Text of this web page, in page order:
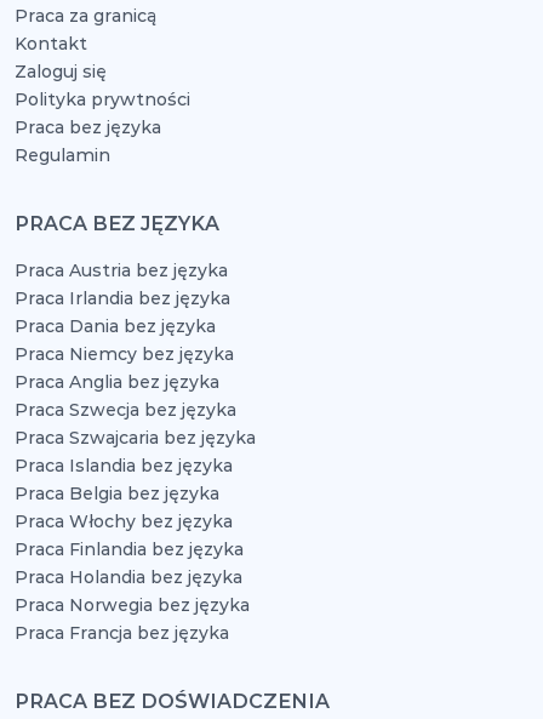
Praca za granicą
Kontakt
Zaloguj się
Polityka prywtności
Praca bez języka
Regulamin
PRACA BEZ JĘZYKA
Praca Austria bez języka
Praca Irlandia bez języka
Praca Dania bez języka
Praca Niemcy bez języka
Praca Anglia bez języka
Praca Szwecja bez języka
Praca Szwajcaria bez języka
Praca Islandia bez języka
Praca Belgia bez języka
Praca Włochy bez języka
Praca Finlandia bez języka
Praca Holandia bez języka
Praca Norwegia bez języka
Praca Francja bez języka
PRACA BEZ DOŚWIADCZENIA